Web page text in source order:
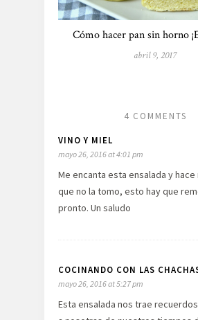
Cómo hacer pan sin horno
abril 9, 2017
4 COMMENTS
VINO Y MIEL
mayo 26, 2016 at 4:01 pm
Me encanta esta ensalada y hace
que no la tomo, esto hay que
pronto. Un saludo
COCINANDO CON LAS
mayo 26, 2016 at 5:27 pm
Esta ensalada nos trae